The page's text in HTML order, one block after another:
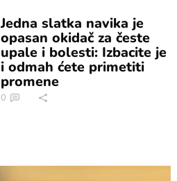
Jedna slatka navika je
opasan okidač za česte
upale i bolesti: Izbacite je
i odmah ćete primetiti
promene
0